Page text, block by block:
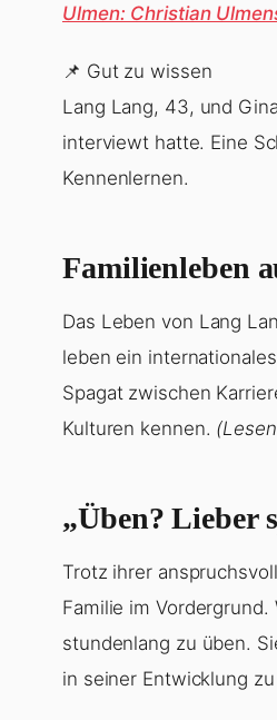
Ulmen: Christian
📌 Gut zu wissen
Lang Lang, 43, und
interviewt hatte. Eine
Kennenlernen.
Familienleben
Das Leben von Lang
leben ein
Spagat zwischen
Kulturen kennen.
„Üben? Lieber
Trotz ihrer
Familie im Vordergrund.
stundenlang zu üben.
in seiner Entwicklung